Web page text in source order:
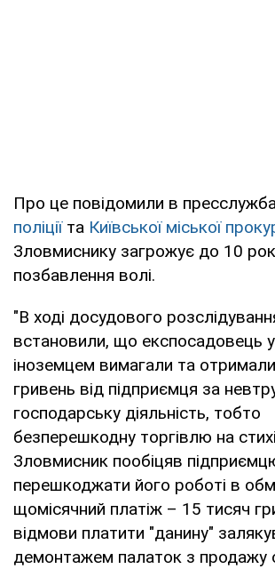
Про це повідомили в
поліціїта Київської міської
Зловмиснику загрожує до 10
позбавлення волі.
"В ході досудового
встановили, що експосадовець у
іноземцем вимагали та
гривень від підприємця за
господарську діяльність, тобто
безперешкодну торгівлю на
Зловмисник пообіцяв
перешкоджати його роботі в
щомісячний платіж – 15 тисяч
відмови платити "данину"
демонтажем палаток з продажу